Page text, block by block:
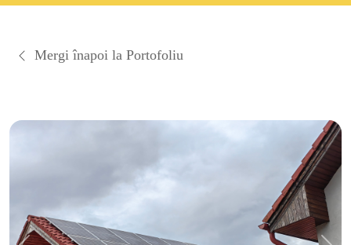
Mergi înapoi la Portofoliu